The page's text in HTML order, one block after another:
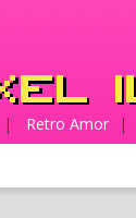
| Retro Amor |